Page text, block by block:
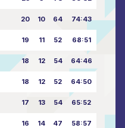
20 10 64 74:43
19 11 52 68:51
18 12 54 64:46
18 12 52 64:50
17 13 54 65:52
16 14 47 58:57